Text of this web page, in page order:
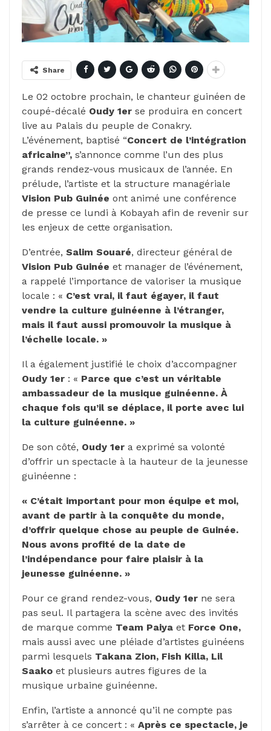
Share
Le 02 octobre prochain, le chanteur guinéen de
coupé-décalé Oudy 1er se produira en concert
live au Palais du peuple de Conakry.
L’événement, baptisé “Concert de l’intégration
africaine”, s’annonce comme l’un des plus
grands rendez-vous musicaux de l’année. En
prélude, l’artiste et la structure managériale
Vision Pub Guinée ont animé une conférence
de presse ce lundi à Kobayah afin de revenir sur
les enjeux de cette organisation.
D’entrée, Salim Souaré, directeur général de
Vision Pub Guinée et manager de l’événement,
a rappelé l’importance de valoriser la musique
locale : « C’est vrai, il faut égayer, il faut
vendre la culture guinéenne à l’étranger,
mais il faut aussi promouvoir la musique à
l’échelle locale. »
Il a également justifié le choix d’accompagner
Oudy 1er : « Parce que c’est un véritable
ambassadeur de la musique guinéenne. À
chaque fois qu’il se déplace, il porte avec lui
la culture guinéenne. »
De son côté, Oudy 1er a exprimé sa volonté
d’offrir un spectacle à la hauteur de la jeunesse
guinéenne :
« C’était important pour mon équipe et moi,
avant de partir à la conquête du monde,
d’offrir quelque chose au peuple de Guinée.
Nous avons profité de la date de
l’indépendance pour faire plaisir à la
jeunesse guinéenne. »
Pour ce grand rendez-vous, Oudy 1er ne sera
pas seul. Il partagera la scène avec des invités
de marque comme Team Paiya et Force One,
mais aussi avec une pléiade d’artistes guinéens
parmi lesquels Takana Zion, Fish Killa, Lil
Saako et plusieurs autres figures de la
musique urbaine guinéenne.
Enfin, l’artiste a annoncé qu’il ne compte pas
s’arrêter à ce concert : « Après ce spectacle, je